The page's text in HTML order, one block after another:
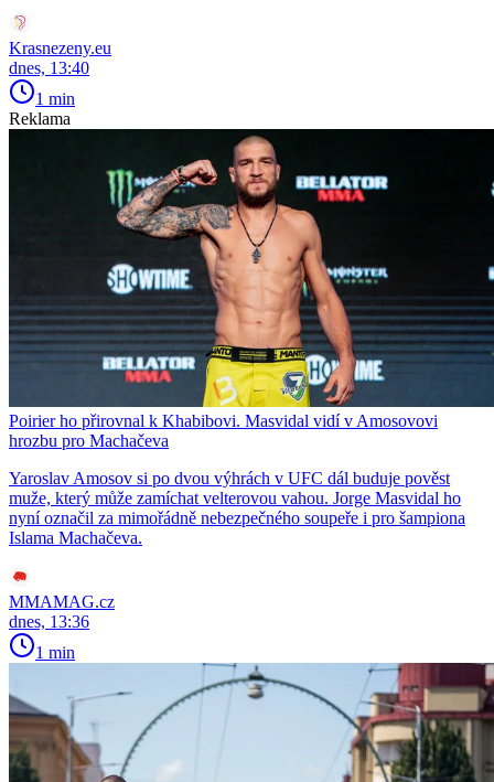
Krasnezeny.eu
dnes, 13:40
1 min
Reklama
Poirier ho přirovnal k Khabibovi. Masvidal vidí v Amosovovi
hrozbu pro Machačeva
Yaroslav Amosov si po dvou výhrách v UFC dál buduje pověst
muže, který může zamíchat velterovou vahou. Jorge Masvidal ho
nyní označil za mimořádně nebezpečného soupeře i pro šampiona
Islama Machačeva.
MMAMAG.cz
dnes, 13:36
1 min